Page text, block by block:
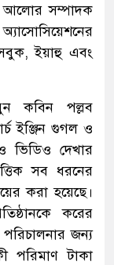
আলোর সম্পাদক
ইয়াহু এবং
কবিন পল্লব
ইঞ্জিন গুগল ও
ভিডিও দেখার
সব ধরনের
করা হয়েছে।
করের
জন্য
পরিমাণ টাকা